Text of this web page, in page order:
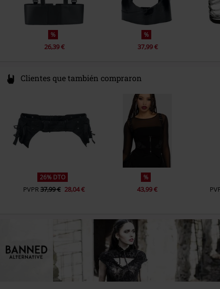
%
26,39 €
%
37,99 €
Clientes que también compraron
26% DTO
PVPR37,99 € 28,04 €
%
43,99 €